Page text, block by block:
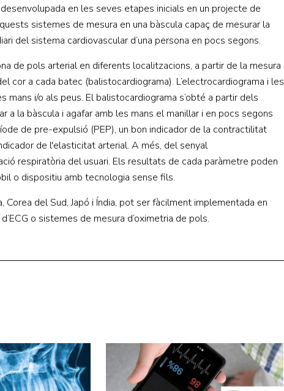
en les seves etapes inicials en un projecte de
sistemes de mesura en una bàscula capaç de mesurar la
del sistema cardiovascular d’una persona en pocs segons.
de pols arterial en diferents localitzacions, a partir de la mesura
cor a cada batec (balistocardiograma). L’electrocardiograma i les
i/o als peus. El balistocardiograma s’obté a partir dels
la bàscula i agafar amb les mans el manillar i en pocs segons
de pre-expulsió (PEP), un bon indicador de la contractilitat
de l'elasticitat arterial. A més, del senyal
respiratòria del usuari. Els resultats de cada paràmetre poden
o dispositiu amb tecnologia sense fils.
del Sud, Japó i Índia, pot ser fàcilment implementada en
o sistemes de mesura d’oximetria de pols.